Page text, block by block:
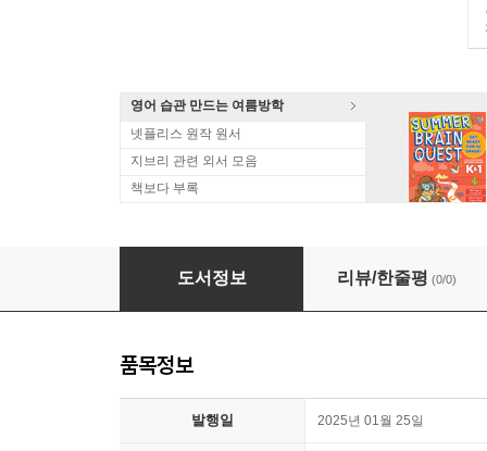
영어 습관 만드는 여름방학
넷플리스 원작 원서
지브리 관련 외서 모음
책보다 부록
Sleepless in Sangria: 60 Rom-Com
도서정보 리뷰/한줄평 (0/0)
품목정보
발행일 2025년 01월 25일